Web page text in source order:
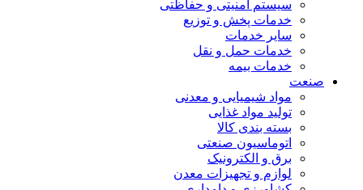
سیستم امنیتی و حفاظتی
خدمات پخش و توزیع
سایر خدمات
خدمات حمل و نقل
خدمات بیمه
صنعت
مواد شیمیایی و معدنی
تولید مواد غذایی
بسته بندی کالا
اتوماسیون صنعتی
برق و الکترونیک
لوازم و تجهیزات معدن